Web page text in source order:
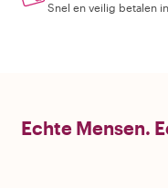
Snel en veilig betalen
Echte Mensen.